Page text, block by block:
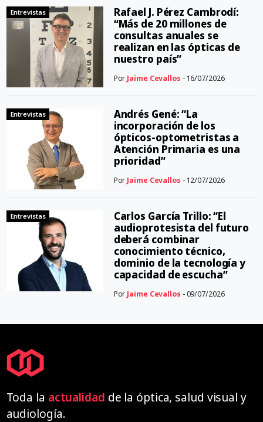
Entrevistas
Rafael J. Pérez Cambrodí:
“Más de 20 millones de
consultas anuales se
realizan en las ópticas de
nuestro país”
Por Jaime Cevallos - 16/07/2026
Entrevistas
Andrés Gené: “La
incorporación de los
ópticos-optometristas a
Atención Primaria es una
prioridad”
Por Jaime Cevallos - 12/07/2026
Entrevistas
Carlos García Trillo: “El
audioprotesista del futuro
deberá combinar
conocimiento técnico,
dominio de la tecnología y
capacidad de escucha”
Por Jaime Cevallos - 09/07/2026
Toda la actualidad de la óptica, salud visual y
audiología.